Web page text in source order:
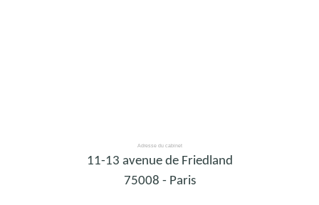
Adresse du cabinet
11-13 avenue de Friedland
75008 - Paris